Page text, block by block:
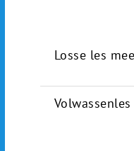
Losse les